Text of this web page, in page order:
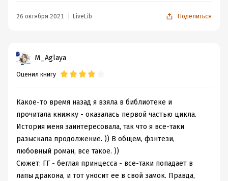
удивление, этап с похищением пролетел на весёлой
бывает, читаешь и бесишься от несправедливости, а
тут наоборот, ждешь когда героиня выйдет из комнаты
и начнет творить и вытворять)
королевство к друзьям и попыткой спасти их и всех
жителей от злодейки Лилит. По сравнению с
похищением дракона, где если и было напряженно, то
только после споров между героями, то здесь краски
совсем нее радужные. Ифрит держится за последние
силы и вот-вот может погибнуть, всех, включая Ливи,
посадили в темницу, а оттуда не особо
26 октября 2021 LiveLib Поделиться
M_Aglaya
Оценил книгу
Какое-то время назад я взяла в библиотеке и
прочитала книжку - оказалась первой частью цикла.
История меня заинтересовала, так что я все-таки
разыскала продолжение. )) В общем, фэнтези,
любовный роман, все такое. ))
Сюжет: ГГ - беглая принцесса - все-таки попадает в
лапы дракона, и тот уносит ее в свой замок. Правда,